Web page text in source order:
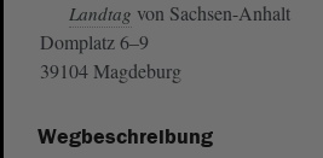
Landtag von Sachsen-Anhalt
Domplatz 6–9
39104 Magdeburg
Wegbeschreibung